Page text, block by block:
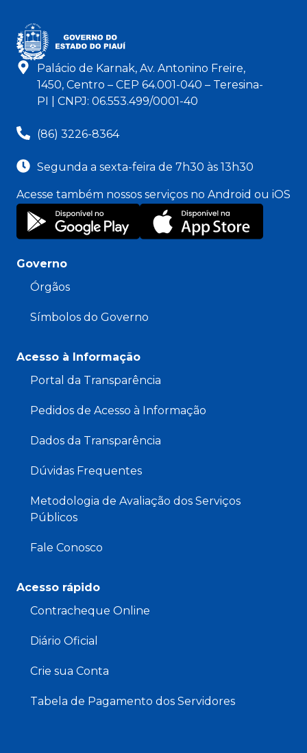
Palácio de Karnak, Av. Antonino Freire,
1450, Centro – CEP 64.001-040 – Teresina-
PI | CNPJ: 06.553.499/0001-40
(86) 3226-8364
Segunda a sexta-feira de 7h30 às 13h30
Acesse também nossos serviços no Android ou iOS
Governo
Órgãos
Símbolos do Governo
Acesso à Informação
Portal da Transparência
Pedidos de Acesso à Informação
Dados da Transparência
Dúvidas Frequentes
Metodologia de Avaliação dos Serviços
Públicos
Fale Conosco
Acesso rápido
Contracheque Online
Diário Oficial
Crie sua Conta
Tabela de Pagamento dos Servidores